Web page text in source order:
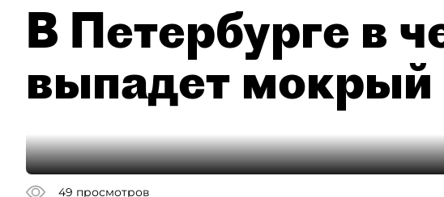
В Петербурге в
выпадет мокрый
49 просмотров